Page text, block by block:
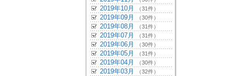
2019年10月 （31件）
2019年09月 （30件）
2019年08月 （31件）
2019年07月 （31件）
2019年06月 （30件）
2019年05月 （31件）
2019年04月 （30件）
2019年03月 （32件）